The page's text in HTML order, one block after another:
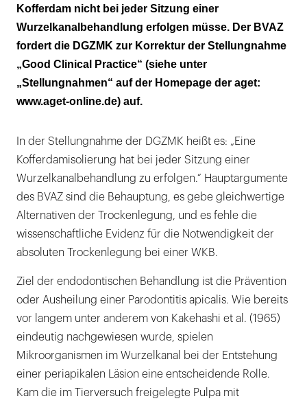
Kofferdam nicht bei jeder Sitzung einer
Wurzelkanalbehandlung erfolgen müsse. Der BVAZ
fordert die DGZMK zur Korrektur der Stellungnahme
„Good Clinical Practice“ (siehe unter
„Stellungnahmen“ auf der Homepage der aget:
www.aget-online.de) auf.
In der Stellungnahme der DGZMK heißt es: „Eine
Kofferdamisolierung hat bei jeder Sitzung einer
Wurzelkanalbehandlung zu erfolgen.“ Hauptargumente
des BVAZ sind die Behauptung, es gebe gleichwertige
Alternativen der Trockenlegung, und es fehle die
wissenschaftliche Evidenz für die Notwendigkeit der
absoluten Trockenlegung bei einer WKB.
Ziel der endodontischen Behandlung ist die Prävention
oder Ausheilung einer Parodontitis apicalis. Wie bereits
vor langem unter anderem von Kakehashi et al. (1965)
eindeutig nachgewiesen wurde, spielen
Mikroorganismen im Wurzelkanal bei der Entstehung
einer periapikalen Läsion eine entscheidende Rolle.
Kam die im Tierversuch freigelegte Pulpa mit